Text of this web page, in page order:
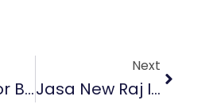
Jasa Interior Bali Untuk Hunian Dan Bisnis Anda
Next
Jasa New Raj Interior Bali Mengubah Ruang Jadi Fungsional